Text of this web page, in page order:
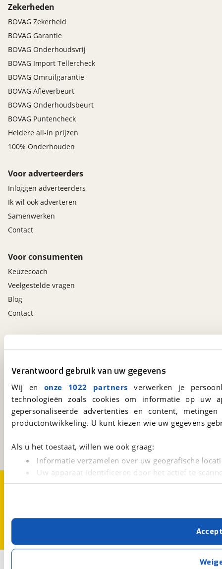
Verantwoord gebruik van uw gegevens
Wij en onze 1022 partners verwerken je
technologieën zoals cookies om informatie op
gepersonaliseerde advertenties en content,
productontwikkeling. U kunt kiezen wie uw gegevens
Als u het toestaat, willen we ook graag:
Informatie verzamelen over uw geografische
Uw apparaat identificeren door het actief te
Lees meer over hoe uw persoonlijke gegevens worden
Met cookies en vergelijkbare technieken zorgen we
cookies zorgen ervoor dat de website goed werkt.
verbeteren. We tonen je graag relevante advertenties
buiten onze website volgt – uiteraard op
Zekerheden
BOVAG Zekerheid
BOVAG Garantie
BOVAG Onderhoudsvrij
BOVAG Import Tellercheck
BOVAG Omruilgarantie
BOVAG Afleverbeurt
BOVAG Onderhoudsbeurt
BOVAG Puntencheck
Heldere all-in prijzen
100% Onderhouden
Voor adverteerders
Inloggen adverteerders
Ik wil ook adverteren
Samenwerken
Contact
Voor consumenten
Keuzecoach
Veelgestelde vragen
Blog
Contact
viaBOVAG.nl
Kosterijland 15
3981 AJBunnik
BOVAG
Download 'm nu.
Over viaBOVAG.nlDisclaimer- en Privacyverklaring